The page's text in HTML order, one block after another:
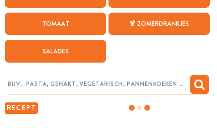
TOMAAT 🍹 ZOMERDRANKJES
SALADES
RECEPT
WEEKMENU
CHAT MET MAIA
MIJN BEWAARDE RECEPTEN